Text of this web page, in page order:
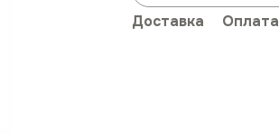
Доставка Оплата